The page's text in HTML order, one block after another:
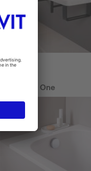
Collection One